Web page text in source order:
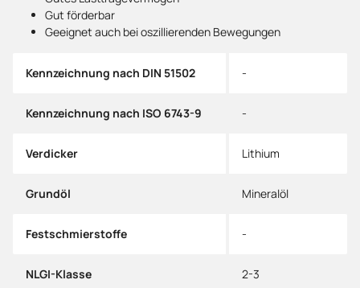
Gut förderbar
Geeignet auch bei oszillierenden Bewegungen
Kennzeichnung nach DIN 51502 -
Kennzeichnung nach ISO 6743-9 -
Verdicker Lithium
Grundöl Mineralöl
Festschmierstoffe -
NLGI-Klasse 2-3